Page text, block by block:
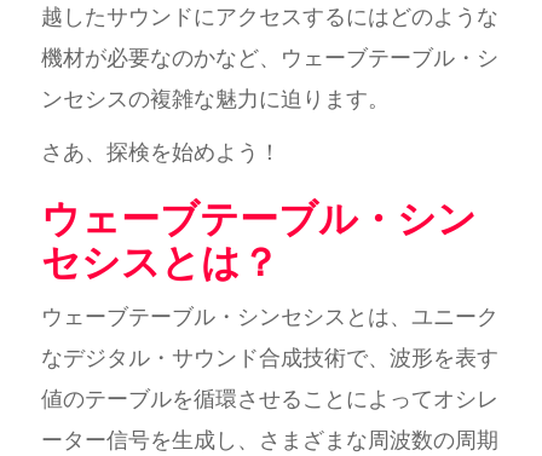
越したサウンドにアクセスするにはどのような
機材が必要なのかなど、ウェーブテーブル・シ
ンセシスの複雑な魅力に迫ります。
さあ、探検を始めよう！
ウェーブテーブル・シン
セシスとは？
ウェーブテーブル・シンセシスとは、ユニーク
なデジタル・サウンド合成技術で、波形を表す
値のテーブルを循環させることによってオシレ
ーター信号を生成し、さまざまな周波数の周期